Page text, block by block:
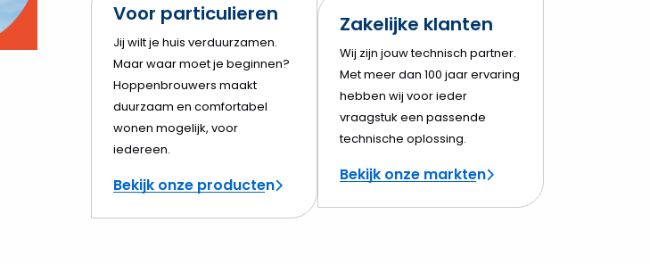
Voor particulieren
Jij wilt je huis verduurzamen.
Maar waar moet je beginnen?
Hoppenbrouwers maakt
duurzaam en comfortabel
wonen mogelijk, voor
iedereen.
Bekijk onze producten
Zakelijke klanten
Wij zijn jouw technisch partner.
Met meer dan 100 jaar ervaring
hebben wij voor ieder
vraagstuk een passende
technische oplossing.
Bekijk onze markten